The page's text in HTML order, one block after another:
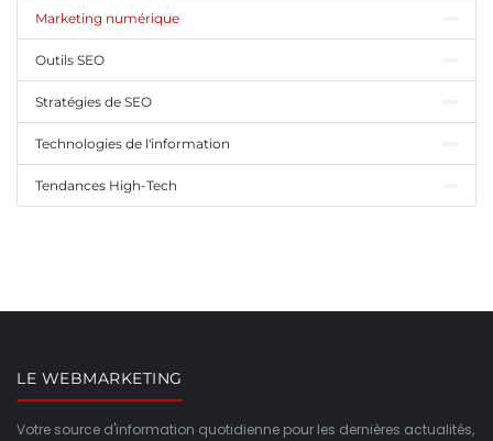
Marketing numérique
Outils SEO
Stratégies de SEO
Technologies de l'information
Tendances High-Tech
LE WEBMARKETING
Votre source d'information quotidienne pour les dernières actualités,